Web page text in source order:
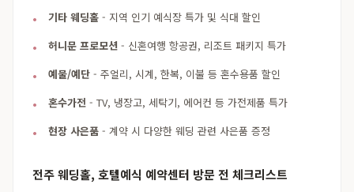
기타 웨딩홀 - 지역 인기 예식장 특가 및 식대 할인
허니문 프로모션 - 신혼여행 항공권, 리조트 패키지 특가
예물/예단 - 주얼리, 시계, 한복, 이불 등 혼수용품 할인
혼수가전 - TV, 냉장고, 세탁기, 에어컨 등 가전제품 특가
현장 사은품 - 계약 시 다양한 웨딩 관련 사은품 증정
전주 웨딩홀, 호텔예식 예약센터 방문 전 체크리스트